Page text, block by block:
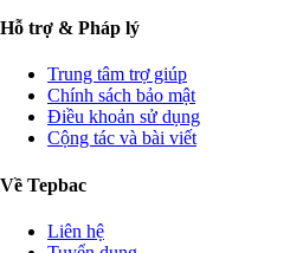
Hỗ trợ & Pháp lý
Trung tâm trợ giúp
Chính sách bảo mật
Điều khoản sử dụng
Cộng tác và bài viết
Về Tepbac
Liên hệ